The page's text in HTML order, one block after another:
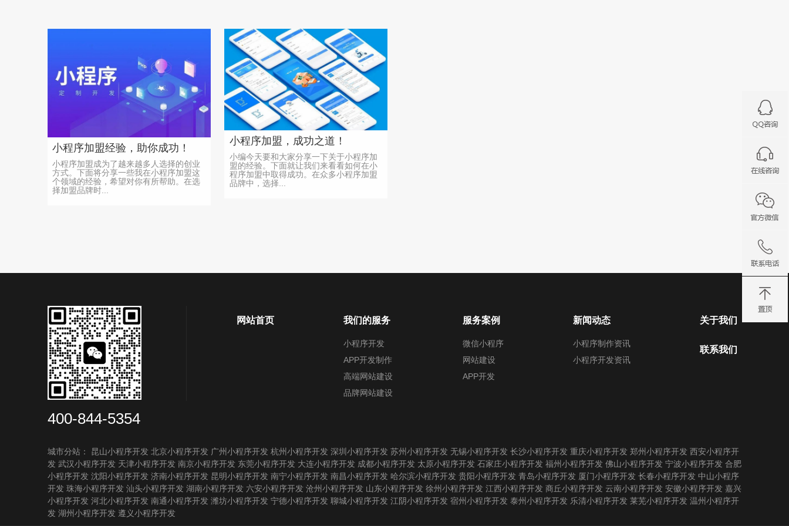
小程序加盟经验，助你成功！
小程序加盟成为了越来越多人选择的创业
方式。下面将分享一些我在小程序加盟这
个领域的经验，希望对你有所帮助。在选
择加盟品牌时...
小程序加盟，成功之道！
小编今天要和大家分享一下关于小程序加
盟的经验。下面就让我们来看看如何在小
程序加盟中取得成功。在众多小程序加盟
品牌中，选择...
400-844-5354
网站首页 我们的服务
小程序开发
APP开发制作
高端网站建设
品牌网站建设
服务案例
微信小程序
网站建设
APP开发
新闻动态
小程序制作资讯
小程序开发资讯
关于我们
联系我们
城市分站： 昆山小程序开发 北京小程序开发 广州小程序开发 杭州小程序开发 深圳小程序开发 苏州小程序开发 无锡小程序开发 长沙小程序开发 重庆小程序开发 郑州小程序开发 西安小程序开
发 武汉小程序开发 天津小程序开发 南京小程序开发 东莞小程序开发 大连小程序开发 成都小程序开发 太原小程序开发 石家庄小程序开发 福州小程序开发 佛山小程序开发 宁波小程序开发 合肥
小程序开发 沈阳小程序开发 济南小程序开发 昆明小程序开发 南宁小程序开发 南昌小程序开发 哈尔滨小程序开发 贵阳小程序开发 青岛小程序开发 厦门小程序开发 长春小程序开发 中山小程序
开发 珠海小程序开发 汕头小程序开发 湖南小程序开发 六安小程序开发 沧州小程序开发 山东小程序开发 徐州小程序开发 江西小程序开发 商丘小程序开发 云南小程序开发 安徽小程序开发 嘉兴
小程序开发 河北小程序开发 南通小程序开发 潍坊小程序开发 宁德小程序开发 聊城小程序开发 江阴小程序开发 宿州小程序开发 泰州小程序开发 乐清小程序开发 莱芜小程序开发 温州小程序开
发 湖州小程序开发 遵义小程序开发